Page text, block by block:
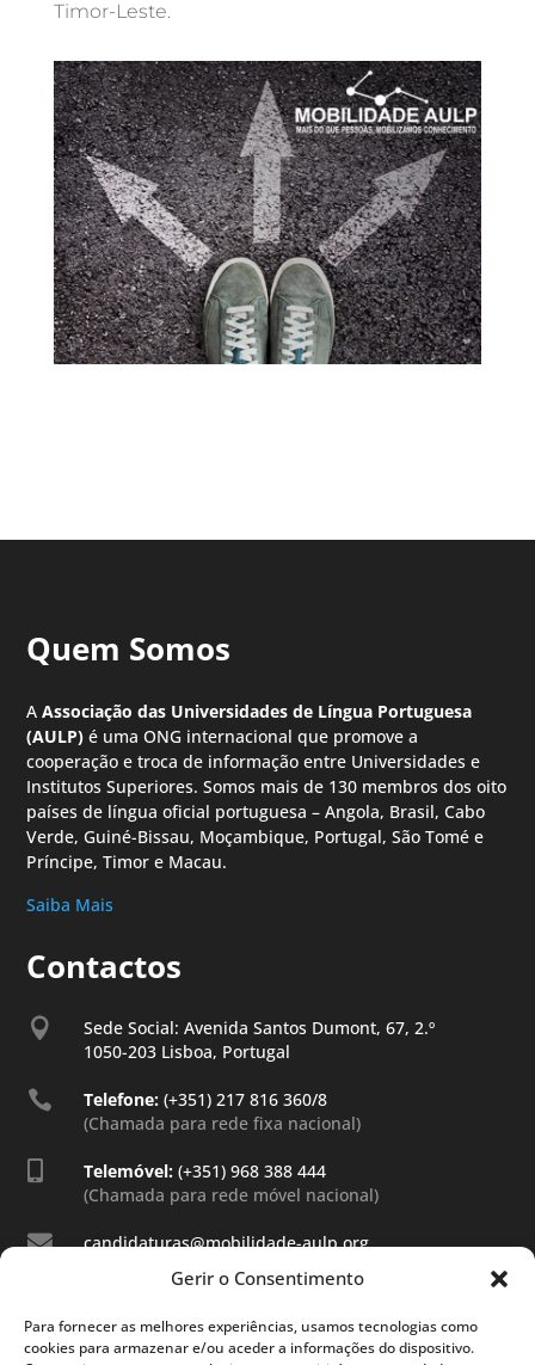
Gerir o Consentimento
Para fornecer as melhores experiências, usamos tecnologias como
cookies para armazenar e/ou aceder a informações do dispositivo.
Timor-Leste.
Quem Somos
AAssociação das Universidades de Língua Portuguesa
(AULP) é uma ONG internacional que promove a
cooperação e troca de informação entre Universidades e
Institutos Superiores. Somos mais de 130 membros dos oito
países de língua oficial portuguesa – Angola, Brasil, Cabo
Verde, Guiné-Bissau, Moçambique, Portugal, São Tomé e
Príncipe, Timor e Macau.
Saiba Mais
Contactos

Sede Social: Avenida Santos Dumont, 67, 2.º
1050-203 Lisboa, Portugal
 Telefone: (+351) 217 816 360/8
(Chamada para rede fixa nacional)
Telemóvel: (+351) 968 388 444
(Chamada para rede móvel nacional)
 candidaturas@mobilidade-aulp.org